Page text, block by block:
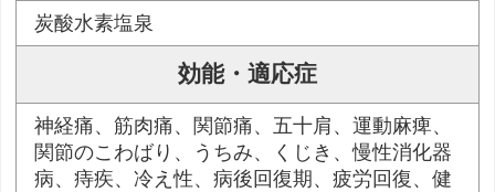
炭酸水素塩泉
効能・適応症
神経痛、筋肉痛、関節痛、五十肩、運動麻痺、
関節のこわばり、うちみ、くじき、慢性消化器
病、痔疾、冷え性、病後回復期、疲労回復、健